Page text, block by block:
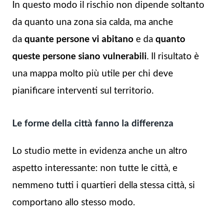
In questo modo il rischio non dipende soltanto
da quanto una zona sia calda, ma anche
da quante persone vi abitano e da quanto
queste persone siano vulnerabili. Il risultato è
una mappa molto più utile per chi deve
pianificare interventi sul territorio.
Le forme della città fanno la differenza
Lo studio mette in evidenza anche un altro
aspetto interessante: non tutte le città, e
nemmeno tutti i quartieri della stessa città, si
comportano allo stesso modo.